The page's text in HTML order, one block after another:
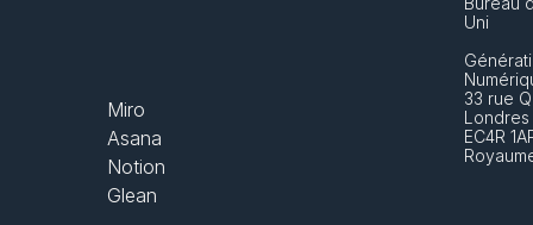
Miro
Asana
Notion
Glean
Uni
33 rue
Londres
EC4R